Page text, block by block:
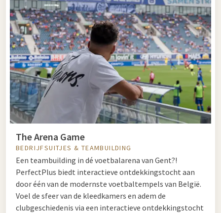
The Arena Game
BEDRIJFSUITJES & TEAMBUILDING
Een teambuilding in dé voetbalarena van Gent?!
PerfectPlus biedt interactieve ontdekkingstocht aan
door één van de modernste voetbaltempels van België.
Voel de sfeer van de kleedkamers en adem de
clubgeschiedenis via een interactieve ontdekkingstocht